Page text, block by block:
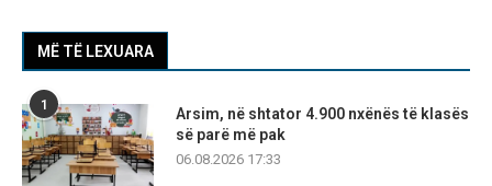
MË TË LEXUARA
1
Arsim, në shtator 4.900 nxënës të klasës
së parë më pak
06.08.2026 17:33